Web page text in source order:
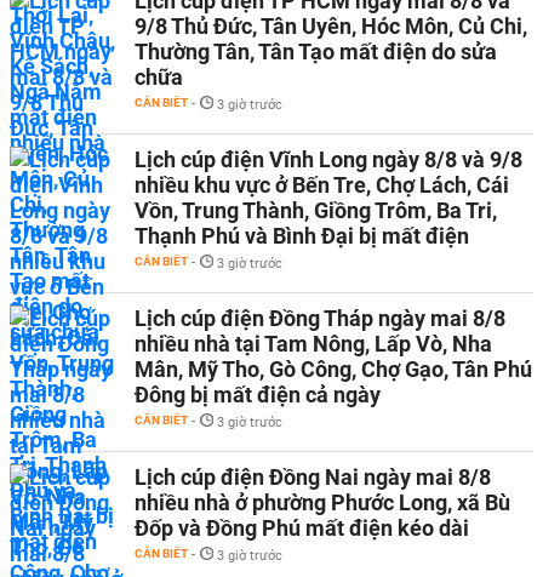
9/8 Thủ Đức, Tân Uyên, Hóc Môn, Củ Chi,
Thường Tân, Tân Tạo mất điện do sửa
chữa
CẦN BIẾT - 3 giờ trước
Lịch cúp điện Vĩnh Long ngày 8/8 và 9/8
nhiều khu vực ở Bến Tre, Chợ Lách, Cái
Vồn, Trung Thành, Giồng Trôm, Ba Tri,
Thạnh Phú và Bình Đại bị mất điện
CẦN BIẾT - 3 giờ trước
Lịch cúp điện Đồng Tháp ngày mai 8/8
nhiều nhà tại Tam Nông, Lấp Vò, Nha
Mân, Mỹ Tho, Gò Công, Chợ Gạo, Tân Phú
Đông bị mất điện cả ngày
CẦN BIẾT - 3 giờ trước
Lịch cúp điện Đồng Nai ngày mai 8/8
nhiều nhà ở phường Phước Long, xã Bù
Đốp và Đồng Phú mất điện kéo dài
CẦN BIẾT - 3 giờ trước